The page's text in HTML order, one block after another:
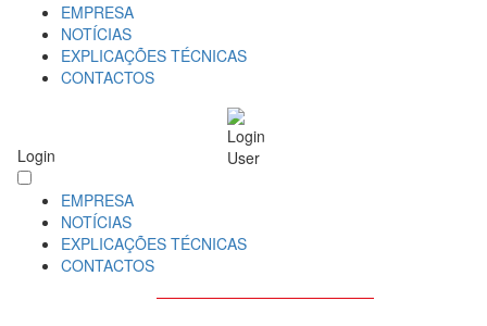
EMPRESA
NOTÍCIAS
EXPLICAÇÕES TÉCNICAS
CONTACTOS
Login
EMPRESA
NOTÍCIAS
EXPLICAÇÕES TÉCNICAS
CONTACTOS